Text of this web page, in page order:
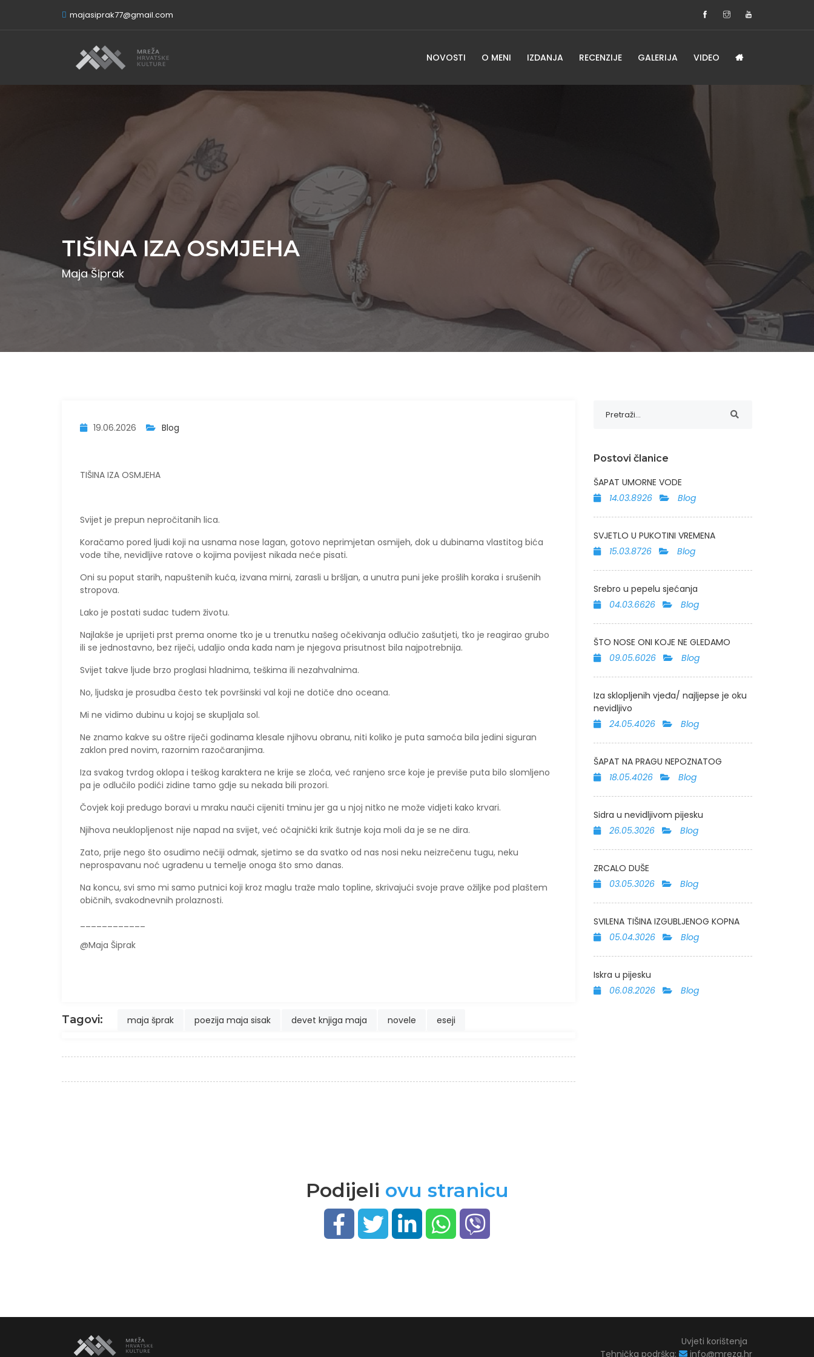
majasiprak77@gmail.com
NOVOSTI O MENI IZDANJA RECENZIJE GALERIJA VIDEO
TIŠINA IZA OSMJEHA
Maja Šiprak
19.06.2026 Blog
TIŠINA IZA OSMJEHA
​Svijet je prepun nepročitanih lica.
Koračamo pored ljudi koji na usnama nose lagan, gotovo neprimjetan osmijeh, dok u dubinama vlastitog bića
vode tihe, nevidljive ratove o kojima povijest nikada neće pisati.
Oni su poput starih, napuštenih kuća, izvana mirni, zarasli u bršljan, a unutra puni jeke prošlih koraka i srušenih
stropova.
​Lako je postati sudac tuđem životu.
Najlakše je uprijeti prst prema onome tko je u trenutku našeg očekivanja odlučio zašutjeti, tko je reagirao grubo
ili se jednostavno, bez riječi, udaljio onda kada nam je njegova prisutnost bila najpotrebnija.
Svijet takve ljude brzo proglasi hladnima, teškima ili nezahvalnima.
No, ljudska je prosudba često tek površinski val koji ne dotiče dno oceana.
Mi ne vidimo dubinu u kojoj se skupljala sol.
Ne znamo kakve su oštre riječi godinama klesale njihovu obranu, niti koliko je puta samoća bila jedini siguran
zaklon pred novim, razornim razočaranjima.
​Iza svakog tvrdog oklopa i teškog karaktera ne krije se zloća, već ranjeno srce koje je previše puta bilo slomljeno
pa je odlučilo podići zidine tamo gdje su nekada bili prozori.
​Čovjek koji predugo boravi u mraku nauči cijeniti tminu jer ga u njoj nitko ne može vidjeti kako krvari.
Njihova neuklopljenost nije napad na svijet, već očajnički krik šutnje koja moli da je se ne dira.
Zato, prije nego što osudimo nečiji odmak, sjetimo se da svatko od nas nosi neku neizrečenu tugu, neku
neprospavanu noć ugrađenu u temelje onoga što smo danas.
​Na koncu, svi smo mi samo putnici koji kroz maglu traže malo topline, skrivajući svoje prave ožiljke pod plaštem
običnih, svakodnevnih prolaznosti.
@Maja Šiprak
Tagovi: maja šprak poezija maja sisak devet knjiga maja novele eseji
Postovi članice
ŠAPAT UMORNE VODE
14.03.8926
Blog
SVJETLO U PUKOTINI VREMENA
15.03.8726
Blog
Srebro u pepelu sjećanja
04.03.6626
Blog
ŠTO NOSE ONI KOJE NE GLEDAMO
09.05.6026
Blog
Iza sklopljenih vjeđa/ najljepse je oku
nevidljivo
24.05.4026
Blog
ŠAPAT NA PRAGU NEPOZNATOG
18.05.4026
Blog
Sidra u nevidljivom pijesku
26.05.3026
Blog
ZRCALO DUŠE
03.05.3026
Blog
SVILENA TIŠINA IZGUBLJENOG KOPNA
05.04.3026
Blog
Iskra u pijesku
06.08.2026
Blog
Podijeli ovu stranicu
Uvjeti korištenja
Tehnička podrška:
info@mreza.hr